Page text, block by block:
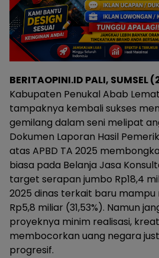
BERITAOPINI.ID PALI,
Kabupaten Penukal Abab
tampaknya kembali sukses
gemilang dalam seni melipat
Dokumen Laporan Hasil
atas APBD TA 2025
biasa pada Belanja Jasa
target serapan jumbo Rp18,4
2025 dinas terkait baru
Rp5,8 miliar (31,53%). Namun
proyeknya minim realisasi,
membocorkan uang negara
progresif.